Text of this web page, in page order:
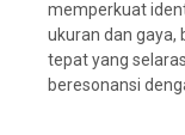
memperkuat
ukuran dan gaya,
tepat yang
beresonansi